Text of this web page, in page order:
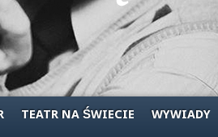
TEATR NA ŚWIECIE WYWIADY